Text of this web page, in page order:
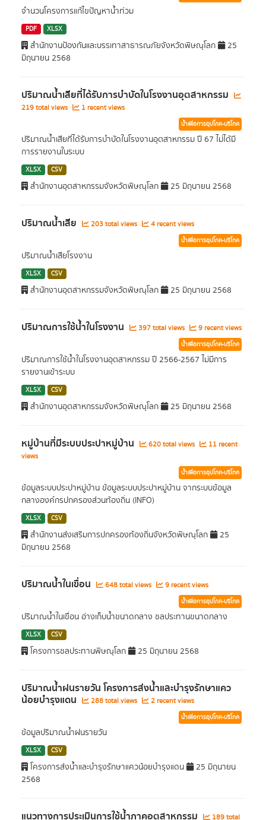
จำนวนโครงการแก้ไขปัญหาน้ำท่วม
PDF XLSX
สำนักงานป้องกันและบรรเทาสาธารณภัยจังหวัดพิษณุโลก
25
มิถุนายน 2568
ปริมาณน้ำเสียที่ได้รับการบำบัดในโรงงานอุตสาหกรรม
219 total views 1 recent views
น้ำเพื่อการอุปโภค-บริโภค
ปริมาณน้ำเสียที่ได้รับการบำบัดในโรงงานอุตสาหกรรม ปี 67 ไม่ได้มี
การรายงานในระบบ
XLSX CSV
สำนักงานอุตสาหกรรมจังหวัดพิษณุโลก 25 มิถุนายน 2568
ปริมาณน้ำเสีย 203 total views 4 recent views
น้ำเพื่อการอุปโภค-บริโภค
ปริมาณน้ำเสียโรงงาน
XLSX CSV
สำนักงานอุตสาหกรรมจังหวัดพิษณุโลก 25 มิถุนายน 2568
ปริมาณการใช้น้ำในโรงงาน 397 total views 9 recent views
น้ำเพื่อการอุปโภค-บริโภค
ปริมาณการใช้น้ำในโรงงานอุตสาหกรรม ปี 2566-2567 ไม่มีการ
รายงานเข้าระบบ
XLSX CSV
สำนักงานอุตสาหกรรมจังหวัดพิษณุโลก 25 มิถุนายน 2568
หมู่บ้านที่มีระบบประปาหมู่บ้าน 620 total views
11 recent
views
น้ำเพื่อการอุปโภค-บริโภค
ข้อมูลระบบประปาหมู่บ้าน ข้อมูลระบบประปาหมู่บ้าน จากระบบข้อมูล
กลางองค์กรปกครองส่วนท้องถิ่น (INFO)
XLSX CSV
สำนักงานส่งเสริมการปกครองท้องถิ่นจังหวัดพิษณุโลก
25
มิถุนายน 2568
ปริมาณน้ำในเขื่อน 648 total views 9 recent views
น้ำเพื่อการอุปโภค-บริโภค
ปริมาณน้ำในเขื่อน อ่างเก็บน้ำขนาดกลาง ชลประทานขนาดกลาง
XLSX CSV
โครงการชลประทานพิษณุโลก 25 มิถุนายน 2568
ปริมาณน้ำฝนรายวัน โครงการส่งน้ำและบำรุงรักษาแคว
น้อยบำรุงแดน 288 total views 2 recent views
น้ำเพื่อการอุปโภค-บริโภค
ข้อมูลปริมาณน้ำฝนรายวัน
XLSX CSV
โครงการส่งน้ำและบำรุงรักษาแควน้อยบำรุงแดน
25 มิถุนายน
2568
แนวทางการประเมินการใช้น้ำภาคอุตสาหกรรม 189 total